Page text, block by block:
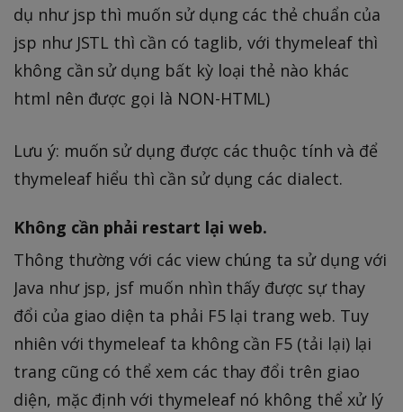
dụ như jsp thì muốn sử dụng các thẻ chuẩn của
jsp như JSTL thì cần có taglib, với thymeleaf thì
không cần sử dụng bất kỳ loại thẻ nào khác
html nên được gọi là NON-HTML)
Lưu ý: muốn sử dụng được các thuộc tính và để
thymeleaf hiểu thì cần sử dụng các dialect.
Không cần phải restart lại web.
Thông thường với các view chúng ta sử dụng với
Java như jsp, jsf muốn nhìn thấy được sự thay
đổi của giao diện ta phải F5 lại trang web. Tuy
nhiên với thymeleaf ta không cần F5 (tải lại) lại
trang cũng có thể xem các thay đổi trên giao
diện, mặc định với thymeleaf nó không thể xử lý